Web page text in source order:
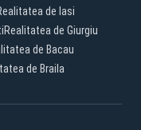
de Iasi
Realitatea de Giurgiu
de Bacau
de Braila